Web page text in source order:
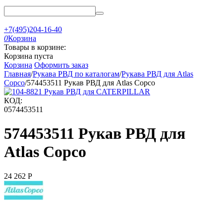
+7(495)204-16-40
0Корзина
Товары в корзине:
Корзина пуста
Корзина Оформить заказ
Главная/Рукава РВД по каталогам/Рукава РВД для Atlas
Copco/574453511 Рукав РВД для Atlas Copco
КОД:
0574453511
574453511 Рукав РВД для
Atlas Copco
24 262 Р